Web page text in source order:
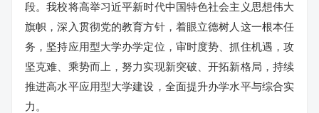
段。我校将高举习近平新时代中国特色社会主义思想伟大
旗帜，深入贯彻党的教育方针，着眼立德树人这一根本任
务，坚持应用型大学办学定位，审时度势、抓住机遇，攻
坚克难、乘势而上，努力实现新突破、开拓新格局，持续
推进高水平应用型大学建设，全面提升办学水平与综合实
力。